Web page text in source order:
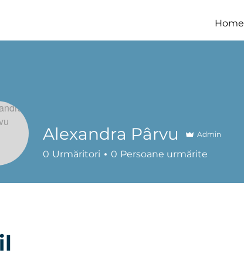
Home
Alexandra Pârvu Admin
0 Urmăritori 0 Persoane urmărite